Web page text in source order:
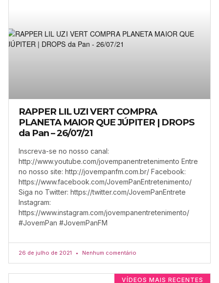
RAPPER LIL UZI VERT COMPRA
PLANETA MAIOR QUE JÚPITER | DROPS
da Pan – 26/07/21
Inscreva-se no nosso canal:
http://www.youtube.com/jovempanentretenimento Entre
no nosso site: http://jovempanfm.com.br/ Facebook:
https://www.facebook.com/JovemPanEntretenimento/
Siga no Twitter: https://twitter.com/JovemPanEntrete
Instagram:
https://www.instagram.com/jovempanentretenimento/
#JovemPan #JovemPanFM
26 de julho de 2021 Nenhum comentário
VÍDEOS MAIS RECENTES